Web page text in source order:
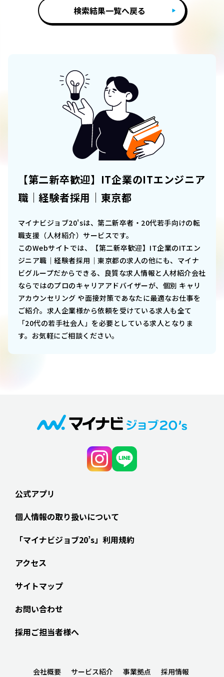
検索結果一覧へ戻る
【第二新卒歓迎】IT企業のITエンジニア
職｜経験者採用｜東京都
マイナビジョブ20'sは、第二新卒者・20代若手向けの転
職支援（人材紹介）サービスです。
このWebサイトでは、
【第二新卒歓迎】IT企業のITエン
ジニア職｜経験者採用｜東京都の求人の他にも、マイナ
ビグループだからできる、良質な求人情報と人材紹介会社
ならではのプロのキャリアアドバイザーが、個別 キャリ
アカウンセリング や面接対策であなたに最適なお仕事を
ご紹介。求人企業様から依頼を受けている求人も全て
「20代の若手社会人」を必要としている求人となりま
す。お気軽にご相談ください。
公式アプリ
個人情報の取り扱いについて
「マイナビジョブ20’s」利用規約
アクセス
サイトマップ
お問い合わせ
採用ご担当者様へ
会社概要 サービス紹介 事業拠点 採用情報